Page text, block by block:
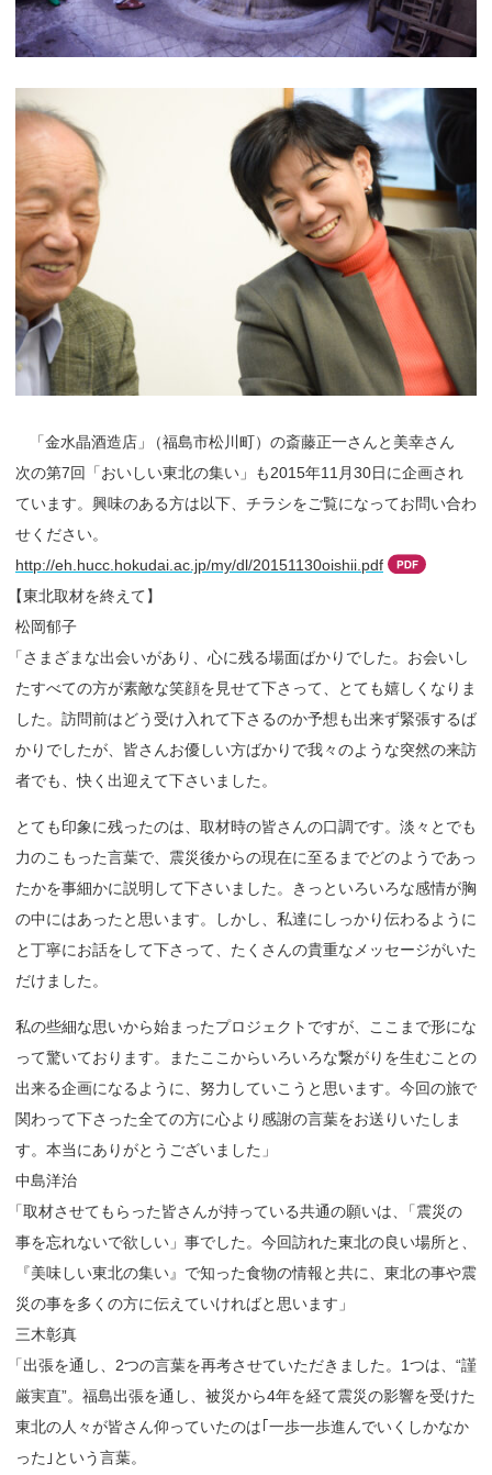
「金水晶酒造店 」
（福島市松川町）の斎藤正一さんと美幸さん
次の第7回「おいしい東北の集い」も2015年11月30日に企画され
ています。興味のある方は以下、チラシをご覧になってお問い合わ
せください。
http://eh.hucc.hokudai.ac.jp/my/dl/20151130oishii.pdf
【東北取材を終えて】
松岡郁子
「さまざまな出会いがあり、心に残る場面ばかりでした。お会いし
たすべての方が素敵な笑顔を見せて下さって、とても嬉しくなりま
した。訪問前はどう受け入れて下さるのか予想も出来ず緊張するば
かりでしたが、皆さんお優しい方ばかりで我々のような突然の来訪
者でも、快く出迎えて下さいました。
とても印象に残ったのは、取材時の皆さんの口調です。淡々とでも
力のこもった言葉で、震災後からの現在に至るまでどのようであっ
たかを事細かに説明して下さいました。きっといろいろな感情が胸
の中にはあったと思います。しかし、私達にしっかり伝わるように
と丁寧にお話をして下さって、たくさんの貴重なメッセージがいた
だけました。
私の些細な思いから始まったプロジェクトですが、ここまで形にな
って驚いております。またここからいろいろな繋がりを生むことの
出来る企画になるように、努力していこうと思います。今回の旅で
関わって下さった全ての方に心より感謝の言葉をお送りいたしま
す。本当にありがとうございました」
中島洋治
「取材させてもらった皆さんが持っている共通の願いは
「震災の
事を忘れないで欲しい」事でした。今回訪れた東北の良い場所と
『美味しい東北の集い』で知った食物の情報と共に、東北の事や震
災の事を多くの方に伝えていければと思います」
三木彰真
「出張を通し、2つの言葉を再考させていただきました。1つは、“謹
厳実直”。福島出張を通し、被災から4年を経て震災の影響を受けた
東北の人々が皆さん仰っていたのは｢一歩一歩進んでいくしかなか
った｣という言葉。